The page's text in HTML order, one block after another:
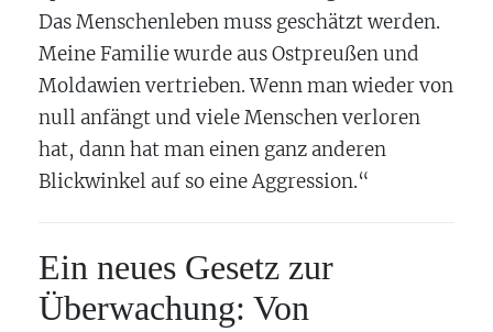
Das Menschenleben muss geschätzt werden.
Meine Familie wurde aus Ostpreußen und
Moldawien vertrieben. Wenn man wieder von
null anfängt und viele Menschen verloren
hat, dann hat man einen ganz anderen
Blickwinkel auf so eine Aggression.“
Ein neues Gesetz zur
Überwachung: Von